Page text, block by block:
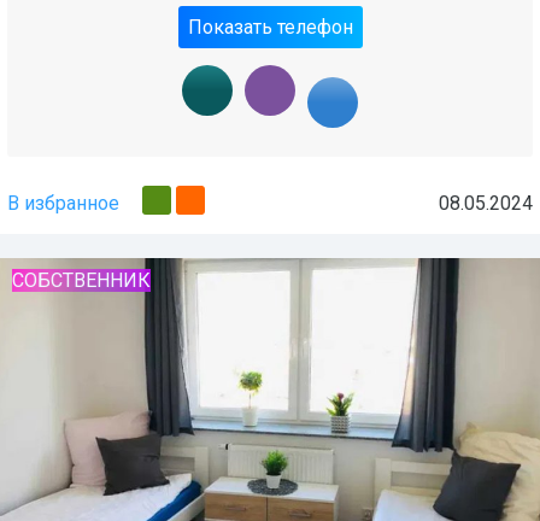
Показать телефон
В избранное 08.05.2024
СОБСТВЕННИК